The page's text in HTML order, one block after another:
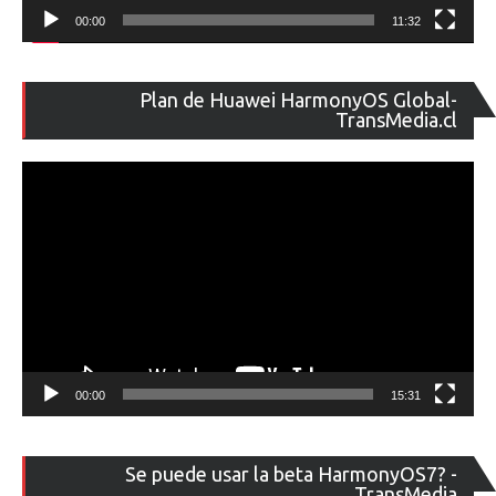
00:00 11:32
Plan de Huawei HarmonyOS Global-
TransMedia.cl
de
00:00 15:31
Se puede usar la beta HarmonyOS7? -
de